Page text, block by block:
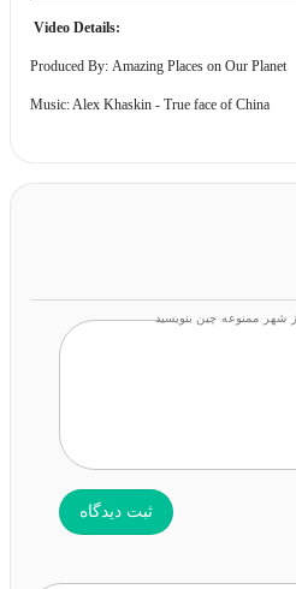
:Video Details
Produced By: Amazing Places on Our Planet
Music: Alex Khaskin - True face of China
شهر ممنوعه چین بنویسید
ثبت دیدگاه